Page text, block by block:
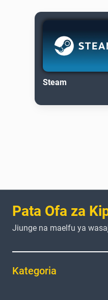
Steam
Pata Ofa za
Jiunge na maelfu ya
Kategoria